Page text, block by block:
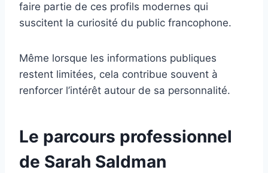
faire partie de ces profils modernes qui
suscitent la curiosité du public francophone.
Même lorsque les informations publiques
restent limitées, cela contribue souvent à
renforcer l’intérêt autour de sa personnalité.
Le parcours professionnel
de Sarah Saldman